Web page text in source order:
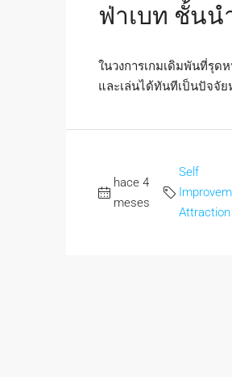
ฟ่าเบท ชั้นน
ในวงการเกมเดิมพันที่รุด
และเล่นได้ทันทีเป็นปัจจัย
hace 4
meses
Self
Attraction